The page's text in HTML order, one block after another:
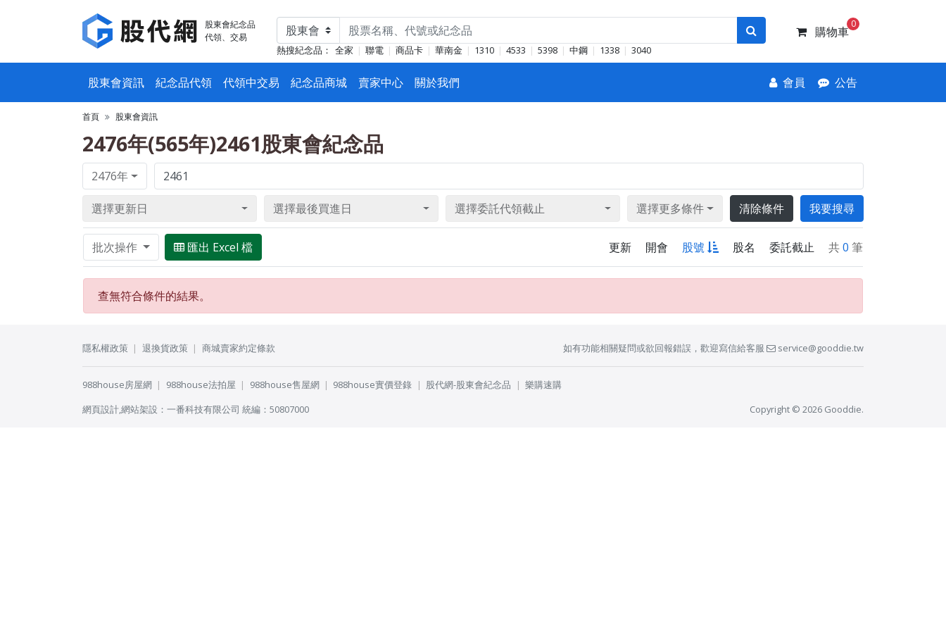
股東會紀念品
代領、交易
熱搜紀念品： 全家 聯電 商品卡 華南金 1310 4533 5398 中鋼 1338 3040
購物車
0
股東會資訊 紀念品代領 代領中交易 紀念品商城 賣家中心 關於我們 會員 公告
首頁 股東會資訊
2476年(565年)2461股東會紀念品
2476年
選擇更新日 選擇最後買進日 選擇委託代領截止 選擇更多條件 清除條件 我要搜尋
批次操作 匯出 Excel 檔 更新 開會 股號 股名 委託截止 共0 筆
查無符合條件的結果。
隱私權政策 退換貨政策 商城賣家約定條款 如有功能相關疑問或欲回報錯誤，歡迎寫信給客服 service@gooddie.tw
988house房屋網 988house法拍屋 988house售屋網 988house實價登錄 股代網-股東會紀念品
樂購速購
網頁設計,網站架設 ： 一番科技有限公司 統編：50807000 Copyright © 2026 Gooddie.